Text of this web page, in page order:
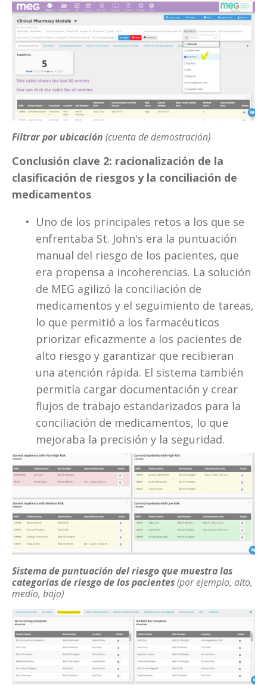
Filtrar por ubicación (cuenta de demostración)
Conclusión clave 2: racionalización de la
clasificación de riesgos y la conciliación de
medicamentos
Uno de los principales retos a los que se
enfrentaba St. John's era la puntuación
manual del riesgo de los pacientes, que
era propensa a incoherencias. La solución
de MEG agilizó la conciliación de
medicamentos y el seguimiento de tareas,
lo que permitió a los farmacéuticos
priorizar eficazmente a los pacientes de
alto riesgo y garantizar que recibieran
una atención rápida. El sistema también
permitía cargar documentación y crear
flujos de trabajo estandarizados para la
conciliación de medicamentos, lo que
mejoraba la precisión y la seguridad.
Sistema de puntuación del riesgo que muestra las
categorías de riesgo de los pacientes(por ejemplo, alto,
medio, bajo)